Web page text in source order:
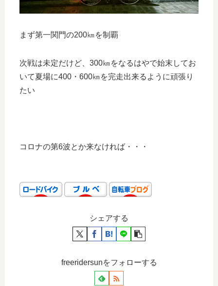
まず第一関門の200㎞を制覇
次戦は未定だけど、300㎞をなるはやで始末してお
いて夏場に400・600㎞を完走出来るように頑張り
たい
コロナの第6波とか来なければ・・・
シェアする
freeridersunをフォローする